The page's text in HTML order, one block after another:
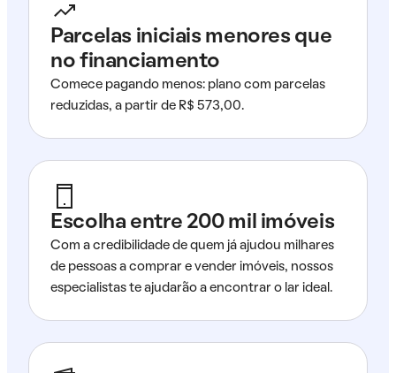
Parcelas iniciais menores que
no financiamento
Comece pagando menos: plano com parcelas
reduzidas, a partir de R$ 573,00.
Escolha entre 200 mil imóveis
Com a credibilidade de quem já ajudou milhares
de pessoas a comprar e vender imóveis, nossos
especialistas te ajudarão a encontrar o lar ideal.